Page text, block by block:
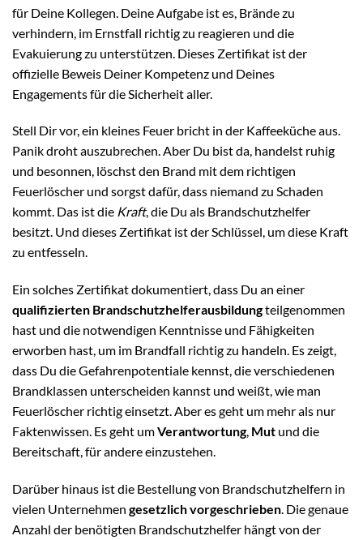
für Deine Kollegen. Deine Aufgabe ist es, Brände zu
verhindern, im Ernstfall richtig zu reagieren und die
Evakuierung zu unterstützen. Dieses Zertifikat ist der
offizielle Beweis Deiner Kompetenz und Deines
Engagements für die Sicherheit aller.
Stell Dir vor, ein kleines Feuer bricht in der Kaffeeküche aus.
Panik droht auszubrechen. Aber Du bist da, handelst ruhig
und besonnen, löschst den Brand mit dem richtigen
Feuerlöscher und sorgst dafür, dass niemand zu Schaden
kommt. Das ist die Kraft, die Du als Brandschutzhelfer
besitzt. Und dieses Zertifikat ist der Schlüssel, um diese Kraft
zu entfesseln.
Ein solches Zertifikat dokumentiert, dass Du an einer
qualifizierten Brandschutzhelferausbildungteilgenommen
hast und die notwendigen Kenntnisse und Fähigkeiten
erworben hast, um im Brandfall richtig zu handeln. Es zeigt,
dass Du die Gefahrenpotentiale kennst, die verschiedenen
Brandklassen unterscheiden kannst und weißt, wie man
Feuerlöscher richtig einsetzt. Aber es geht um mehr als nur
Faktenwissen. Es geht umVerantwortung, Mut und die
Bereitschaft, für andere einzustehen.
Darüber hinaus ist die Bestellung von Brandschutzhelfern in
vielen Unternehmen gesetzlich vorgeschrieben. Die genaue
Anzahl der benötigten Brandschutzhelfer hängt von der